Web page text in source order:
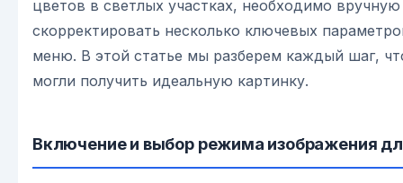
цветов в светлых участках, необходимо вручную
скорректировать несколько ключевых
меню. В этой статье мы разберем каждый шаг,
могли получить идеальную картинку.
Включение и выбор режима изображения